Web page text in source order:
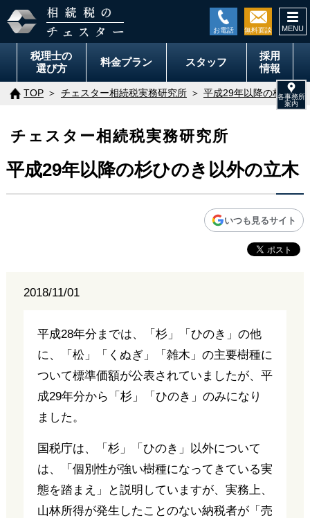
税理士の
選び方
料金プラン スタッフ
採用
情報
TOP チェスター相続税実務研究所 平成29年以降の杉ひの
チェスター相続税実務研究所
平成29年以降の杉ひのき以外の立木
いつも見るサイト
2018/11/01
平成28年分までは、「杉」「ひのき」の他
に、「松」「くぬぎ」「雑木」の主要樹種に
ついて標準価額が公表されていましたが、平
成29年分から「杉」「ひのき」のみになり
ました。
国税庁は、「杉」「ひのき」以外について
は、「個別性が強い樹種になってきている実
態を踏まえ」と説明していますが、実務上、
山林所得が発生したことのない納税者が「売